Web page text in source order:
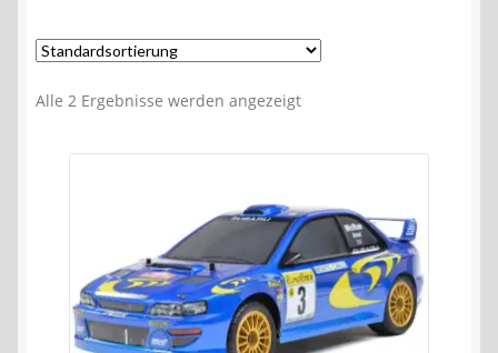
Alle 2 Ergebnisse werden angezeigt